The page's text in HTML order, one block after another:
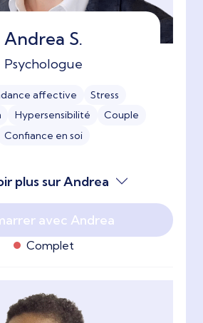
Andrea S.
Psychologue
affective
Stress
Hypersensibilité
Couple
Confiance en soi
plus sur Andrea
avec Andrea
Complet